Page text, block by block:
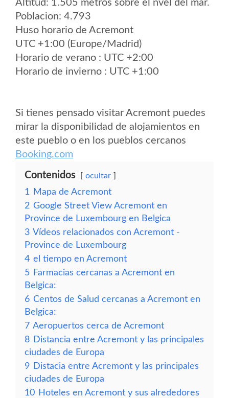
Altitud: 1.505 metros sobre el nvel del mar.
Poblacion: 4.793
Huso horario de Acremont
UTC +1:00 (Europe/Madrid)
Horario de verano : UTC +2:00
Horario de invierno : UTC +1:00
Si tienes pensado visitar Acremont puedes
mirar la disponibilidad de alojamientos en
este pueblo o en los pueblos cercanos
Booking.com
Contenidos ocultar
1
Mapa de Acremont
2 Google Street View Acremont en
Province de Luxembourg en Belgica
3 Vídeos relacionados con Acremont -
Province de Luxembourg
4 el tiempo en Acremont
5 Farmacias cercanas a Acremont en
Belgica:
6 Centos de Salud cercanas a Acremont en
Belgica:
7 Aeropuertos cerca de Acremont
8 Distancia entre Acremont y las principales
ciudades de Europa
9 Distacia entre Acremont y las principales
ciudades de Europa
10 Hoteles en Acremont y sus alrededores